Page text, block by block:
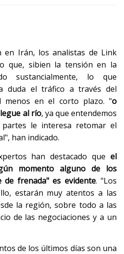
en Irán, los analistas de Link
que, sibien la tensión en la
sustancialmente, lo que
duda el tráfico a través del
menos en el corto plazo. "o
al río, ya que entendemos
le interesa retomar el
han indicado.
han destacado que el
momento alguno de los
de frenada" es evidente. "Los
estarán muy atentos a las
la región, sobre todo a las
de las negociaciones y a un
de los últimos días son una